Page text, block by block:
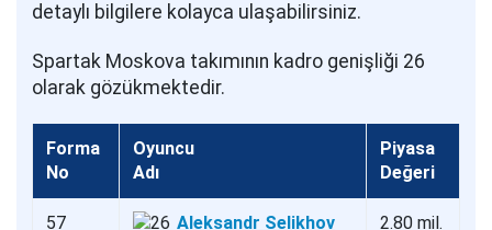
detaylı bilgilere kolayca ulaşabilirsiniz.
Spartak Moskova takımının kadro genişliği 26
olarak gözükmektedir.
Forma
No
Oyuncu
Adı
Piyasa
Değeri
57
Aleksandr Selikhov
2.80 mil.